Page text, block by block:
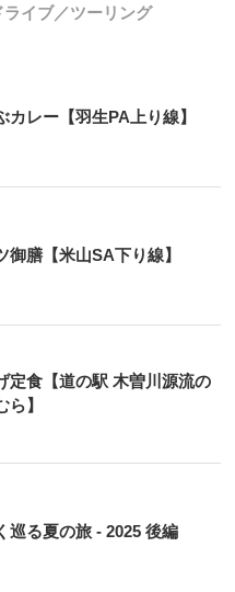
ライブ／ツーリング
カレー【羽生PA上り線】
御膳【米山SA下り線】
定食【道の駅 木曽川源流の
ら】
巡る夏の旅 - 2025 後編